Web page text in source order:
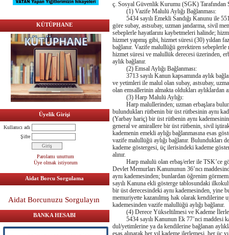
KÜTÜPHANE
Üyelik Girişi
Kullanıcı adı
Şifre
Parolamı unuttum
Üye olmak istiyorum
Aidat Borcu Sorgulama
Aidat Borcunuzu Sorgulayın
BANKA HESABI
ç. Sosyal Güvenlik Kurumu (SGK) Tarafından
(1) Vazife Malulü Aylığı Bağlanması:
5434 sayılı Emekli Sandığı Kanunu ile
göre subay, astsubay, uzman jandarma, sivil
sebeplerle hayatlarını kaybetmeleri halinde;
hizmet yapmış gibi, hizmet süresi (30) yıldan
bağlanır. Vazife malullüğü gerektiren
hizmet süresi ve malullük derecesi üzerinden,
aylık bağlanır.
(2) Emsal Aylığı Bağlanması:
3713 sayılı Kanun kapsamında aylık
ve yetimleri ile malul olan subay, astsubay,
olan emsallerinin almakta oldukları aylıklardan
(3) Harp Malulü Aylığı:
Harp malullerinden; uzman erbaşlara
bulundukları rütbenin bir üst rütbesinin aynı
(Yarbay hariç) bir üst rütbenin aynı
general ve amirallere bir üst rütbenin, sivil
kademenin emekli aylığı bağlanmasına esas
vazife malullüğü aylığı bağlanır. Bulundukları
kademe göstergesi, üç ilerisindeki kademe
alınır.
Harp malulü olan erbaş/erler ile TSK’ce
Devlet Memurları Kanununun 36’ncı
aynı kademesinden; bunlardan öğrenim
sayılı Kanuna ekli gösterge tablosundaki
bir üst derecesindeki aynı kademesinden, yine
memuriyette kazanılmış hak olarak kendilerine
kademesinden vazife malullüğü aylığı bağlanır.
(4) Derece Yükseltilmesi ve Kademe
5434 sayılı Kanunun Ek 77’nci maddesi
dul/yetimlerine ya da kendilerine bağlanan
esas alınarak her yıl kademe ilerlemesi, her üç